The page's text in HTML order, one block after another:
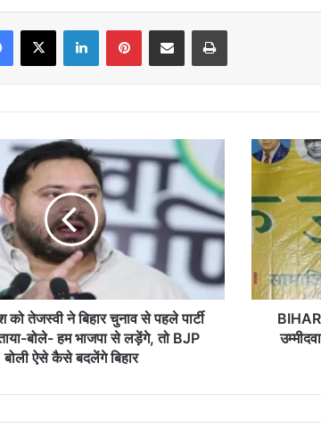
Facebook
X LinkedInPinterestShare via Email Print
तेजस्वी ने बिहार चुनाव से पहले पार्टी
बोले- हम भाजपा से लड़ेंगे, तो BJP
बोली ऐसे कैसे बदलेंगे बिहार
BIHAR:-
तेजप्रताप
पार्टी
JJP
ने
जारी
की
21
उम्मीदवारों